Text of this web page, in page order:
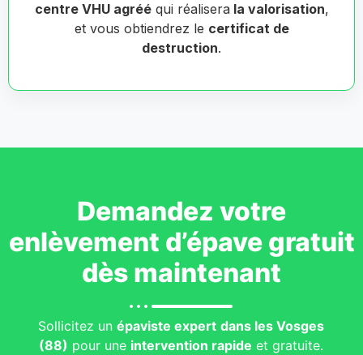
centre VHU agrééqui réalisera la valorisation,
et vous obtiendrez le certificat de
destruction.
Demandez votre
enlèvement d’épave gratuit
dès maintenant
Sollicitez unépaviste expert dans les Vosges
(88) pour une intervention rapide et gratuite.